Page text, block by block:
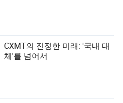
CXMT의 진정한 미래: '국내 대
체'를 넘어서